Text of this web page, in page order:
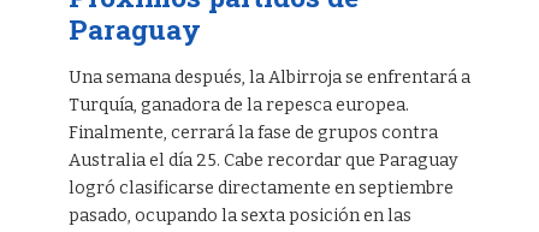
Paraguay
Una semana después, la Albirroja se enfrentará a
Turquía, ganadora de la repesca europea.
Finalmente, cerrará la fase de grupos contra
Australia el día 25. Cabe recordar que Paraguay
logró clasificarse directamente en septiembre
pasado, ocupando la sexta posición en las